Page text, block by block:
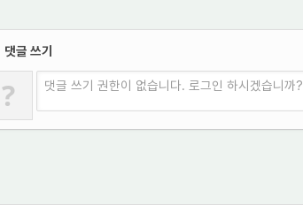
댓글 쓰기
? 댓글 쓰기 권한이 없습니다. 로그인 하시겠습니까?